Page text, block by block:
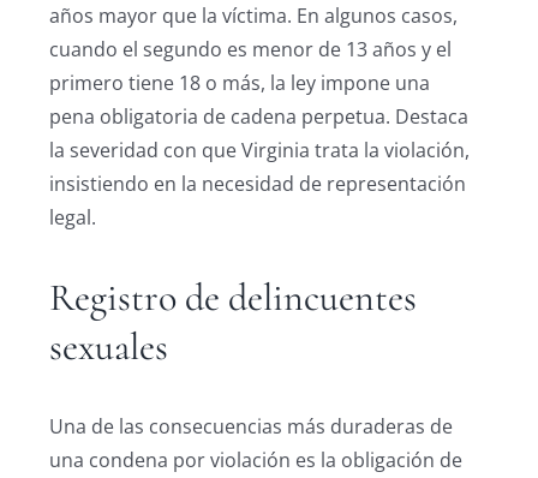
años mayor que la víctima. En algunos casos,
cuando el segundo es menor de 13 años y el
primero tiene 18 o más, la ley impone una
pena obligatoria de cadena perpetua. Destaca
la severidad con que Virginia trata la violación,
insistiendo en la necesidad de representación
legal.
Registro de delincuentes
sexuales
Una de las consecuencias más duraderas de
una condena por violación es la obligación de